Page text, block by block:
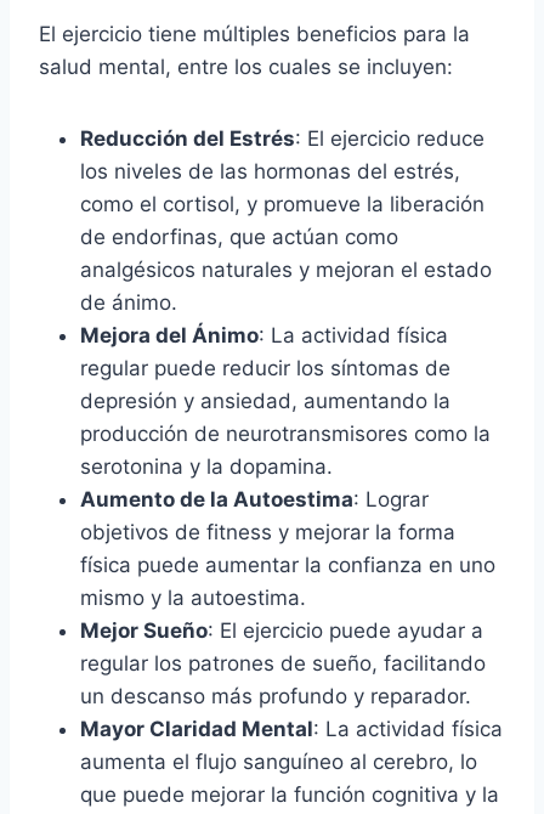
El ejercicio tiene múltiples beneficios para la
salud mental, entre los cuales se incluyen:
Reducción del Estrés: El ejercicio reduce
los niveles de las hormonas del estrés,
como el cortisol, y promueve la liberación
de endorfinas, que actúan como
analgésicos naturales y mejoran el estado
de ánimo.
Mejora del Ánimo: La actividad física
regular puede reducir los síntomas de
depresión y ansiedad, aumentando la
producción de neurotransmisores como la
serotonina y la dopamina.
Aumento de la Autoestima: Lograr
objetivos de fitness y mejorar la forma
física puede aumentar la confianza en uno
mismo y la autoestima.
Mejor Sueño: El ejercicio puede ayudar a
regular los patrones de sueño, facilitando
un descanso más profundo y reparador.
Mayor Claridad Mental: La actividad física
aumenta el flujo sanguíneo al cerebro, lo
que puede mejorar la función cognitiva y la